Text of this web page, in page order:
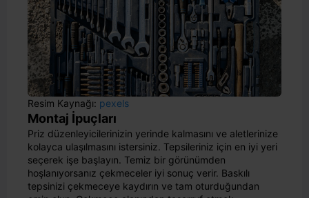
Resim Kaynağı: pexels
Montaj İpuçları
Priz düzenleyicilerinizin yerinde kalmasını ve aletlerinize
kolayca ulaşılmasını istersiniz. Tepsileriniz için en iyi yeri
seçerek işe başlayın. Temiz bir görünümden
hoşlanıyorsanız çekmeceler iyi sonuç verir. Baskılı
tepsinizi çekmeceye kaydırın ve tam oturduğundan